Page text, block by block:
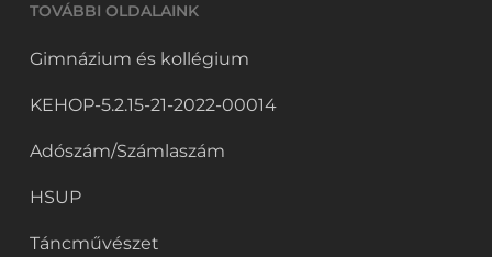
TOVÁBBI OLDALAINK
Gimnázium és kollégium
KEHOP-5.2.15-21-2022-00014
Adószám/Számlaszám
HSUP
Táncművészet